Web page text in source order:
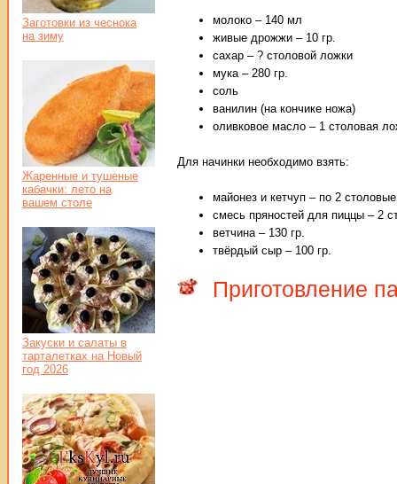
молоко – 140 мл
живые дрожжи – 10 гр.
сахар – ? столовой ложки
мука – 280 гр.
соль
ванилин (на кончике ножа)
оливковое масло – 1 столовая
Для начинки необходимо взять:
майонез и кетчуп – по 2
смесь пряностей для пиццы – 2
ветчина – 130 гр.
твёрдый сыр – 100 гр.
Приготовление
Заготовки из чеснока
на зиму
Жаренные и тушеные
кабачки: лето на
вашем столе
Закуски и салаты в
тарталетках на Новый
год 2026